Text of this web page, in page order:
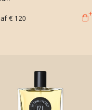
€ 120